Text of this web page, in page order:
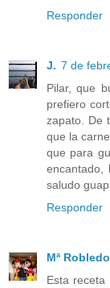
Responder
J. 7 de
Pilar, que
prefiero
zapato. De
que la
que para
encantado,
saludo
Responder
Mª Robledo
Esta